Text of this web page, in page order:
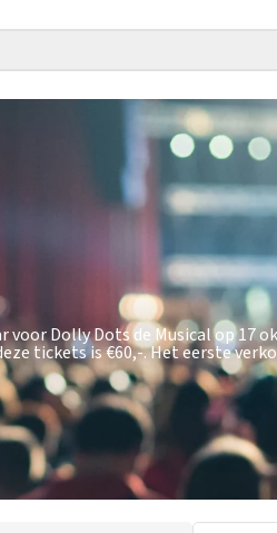
voor Dolly Dots de Musical op 17
tickets is€60,-. Het eerste